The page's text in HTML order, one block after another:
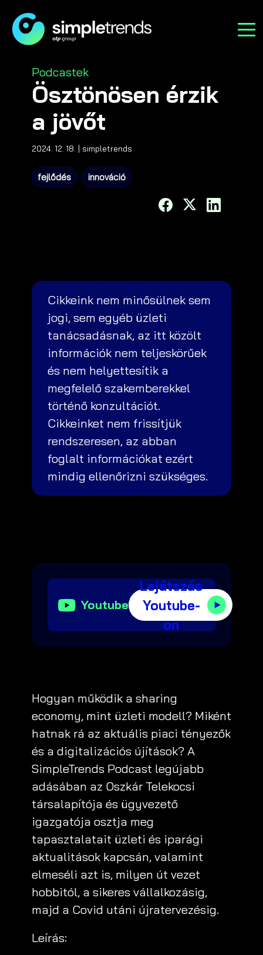
Categories
Podcastek
Ösztönösen érzik
a jövőt
2024. 12. 18. | simpletrends
fejlődés innováció
Cikkeink nem minősülnek sem
jogi, sem egyéb üzleti
tanácsadásnak, az itt közölt
információk nem teljeskörűek
és nem helyettesítik a
megfelelő szakemberekkel
történő konzultációt.
Cikkeinket nem frissítjük
rendszeresen, az abban
foglalt információkat ezért
mindig ellenőrizni szükséges.
Youtube
Lejátszás
Youtube-
on
Hogyan működik a sharing
economy, mint üzleti modell? Miként
hatnak rá az aktuális piaci tényezők
és a digitalizációs újítások? A
SimpleTrends Podcast legújabb
adásában az Oszkár Telekocsi
társalapítója és ügyvezető
igazgatója osztja meg
tapasztalatait üzleti és iparági
aktualitások kapcsán, valamint
elmeséli azt is, milyen út vezet
hobbitól, a sikeres vállalkozásig,
majd a Covid utáni újratervezésig.
Leírás: